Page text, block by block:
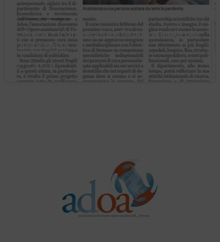
Rassegna Stampa
L’Arena – L’Università e l’Adoa alleate per
l’assistenza
16 Aprile 2021